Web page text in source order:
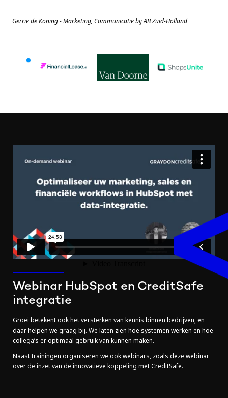
Gerrie de Koning - Marketing, Communicatie bij AB Zuid-Holland
Webinar HubSpot en CreditSafe
integratie
Groei betekent ook het versterken van kennis binnen bedrijven, en
daar helpen we graag bij. We laten zien hoe systemen werken en hoe
collega’s er optimaal gebruik van kunnen maken.
Naast trainingen organiseren we ook webinars, zoals deze webinar
over de inzet van de innovatieve koppeling met CreditSafe.